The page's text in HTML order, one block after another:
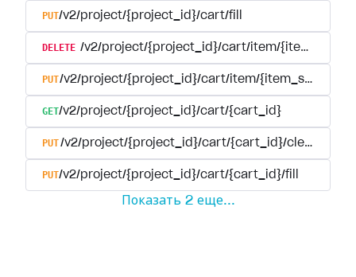
PUT/v2/project/{project_id}/cart/fill
DELETE /v2/project/{project_id}/cart/item/{item_sku}
PUT/v2/project/{project_id}/cart/item/{item_sku}
GET/v2/project/{project_id}/cart/{cart_id}
PUT/v2/project/{project_id}/cart/{cart_id}/clear
PUT/v2/project/{project_id}/cart/{cart_id}/fill
Показать 2 еще...